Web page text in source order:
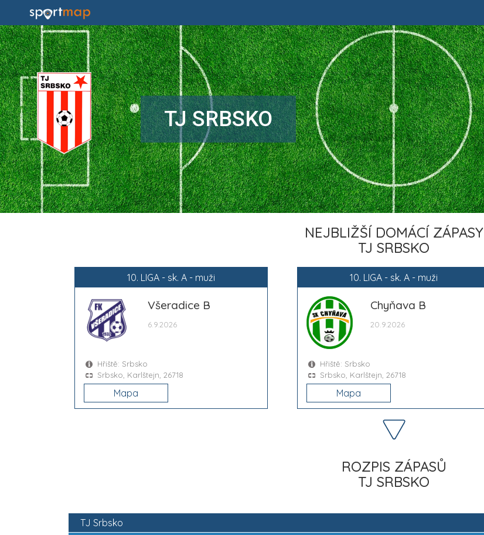
TJ SRBSKO
NEJBLIŽŠÍ DOMÁCÍ ZÁPASY
TJ SRBSKO
10. LIGA - sk. A - muži
Všeradice B
6.9.2026
Hřiště: Srbsko
Srbsko, Karlštejn, 26718
Mapa
10. LIGA - sk. A - muži
Chyňava B
20.9.2026
Hřiště: Srbsko
Srbsko, Karlštejn, 26718
Mapa
ROZPIS ZÁPASŮ
TJ SRBSKO
TJ Srbsko